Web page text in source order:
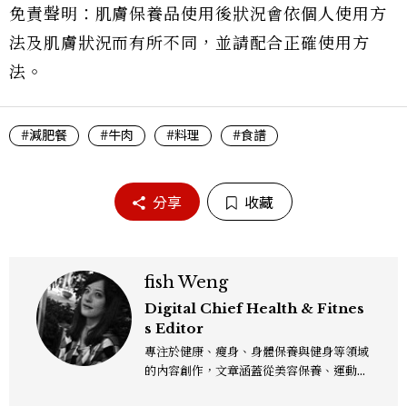
免責聲明：肌膚保養品使用後狀況會依個人使用方
法及肌膚狀況而有所不同，並請配合正確使用方
法。
#減肥餐 #牛肉 #料理 #食譜
分享 收藏
fish Weng
Digital Chief Health & Fitnes
s Editor
專注於健康、瘦身、身體保養與健身等領域
的內容創作，文章涵蓋從美容保養、運動健